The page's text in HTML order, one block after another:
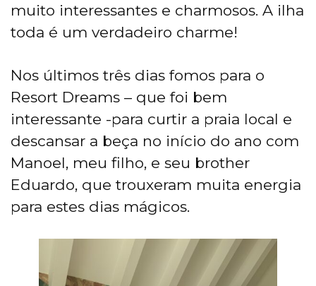
muito interessantes e charmosos. A ilha
toda é um verdadeiro charme!
Nos últimos três dias fomos para o
Resort Dreams – que foi bem
interessante -para curtir a praia local e
descansar a beça no início do ano com
Manoel, meu filho, e seu brother
Eduardo, que trouxeram muita energia
para estes dias mágicos.